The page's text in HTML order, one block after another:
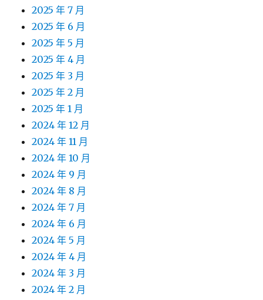
2025 年 7 月
2025 年 6 月
2025 年 5 月
2025 年 4 月
2025 年 3 月
2025 年 2 月
2025 年 1 月
2024 年 12 月
2024 年 11 月
2024 年 10 月
2024 年 9 月
2024 年 8 月
2024 年 7 月
2024 年 6 月
2024 年 5 月
2024 年 4 月
2024 年 3 月
2024 年 2 月